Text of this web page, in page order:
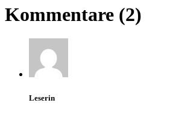
Kommentare (2)
Leserin